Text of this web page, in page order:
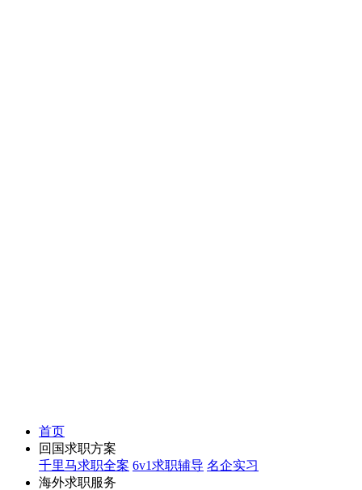
首页
回国求职方案
千里马求职全案 6v1求职辅导 名企实习
海外求职服务